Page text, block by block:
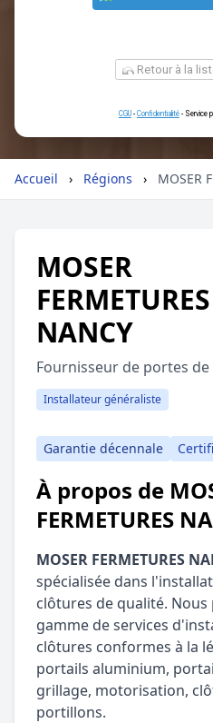
Accueil › Régions › MOSER
MOSER
FERMETURES
NANCY
Fournisseur de portes
Installateur généraliste
Garantie décennale
À propos de
FERMETURES
MOSER FERMETURES
spécialisée dans
clôtures de qualité.
gamme de services
clôtures conformes à la
portails aluminium,
grillage, motorisation,
portillons.